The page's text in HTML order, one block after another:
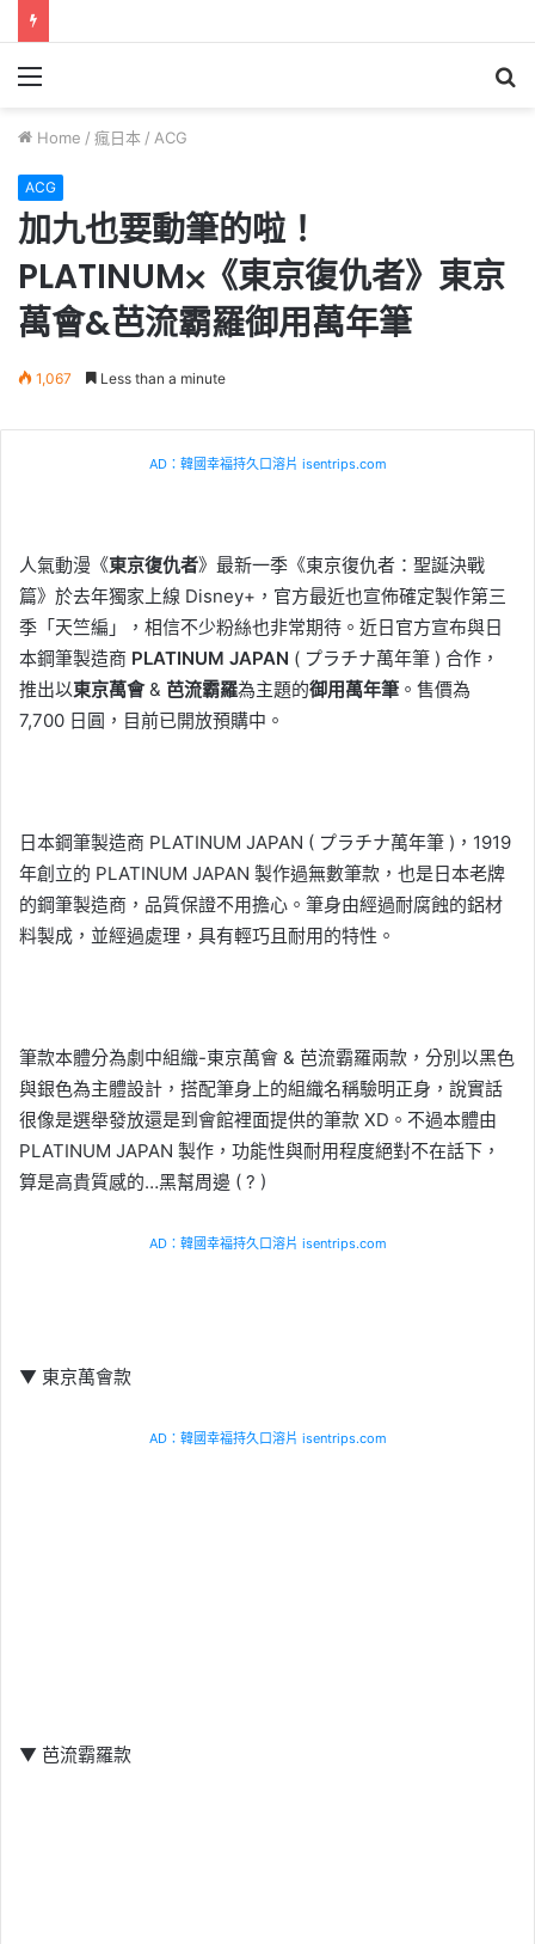
Home / 瘋日本 / ACG
ACG
加九也要動筆的啦！
PLATINUM⨉《東京復仇者》東京
萬會&芭流霸羅御用萬年筆
1,067 Less than a minute
AD：韓國幸福持久口溶片 isentrips.com
人氣動漫《東京復仇者》最新一季《東京復仇者：聖誕決戰
篇》於去年獨家上線 Disney+，官方最近也宣佈確定製作第三
季「天竺編」，相信不少粉絲也非常期待。近日官方宣布與日
本鋼筆製造商 PLATINUM JAPAN ( プラチナ萬年筆 ) 合作，
推出以東京萬會& 芭流霸羅為主題的御用萬年筆 。售價為
7,700 日圓，目前已開放預購中。
日本鋼筆製造商 PLATINUM JAPAN ( プラチナ萬年筆 )，1919
年創立的 PLATINUM JAPAN 製作過無數筆款，也是日本老牌
的鋼筆製造商，品質保證不用擔心。筆身由經過耐腐蝕的鋁材
料製成，並經過處理，具有輕巧且耐用的特性。
筆款本體分為劇中組織-東京萬會 & 芭流霸羅兩款，分別以黑色
與銀色為主體設計，搭配筆身上的組織名稱驗明正身，說實話
很像是選舉發放還是到會館裡面提供的筆款 XD。不過本體由
PLATINUM JAPAN 製作，功能性與耐用程度絕對不在話下，
算是高貴質感的…黑幫周邊 ( ? )
AD：韓國幸福持久口溶片 isentrips.com
▼ 東京萬會款
AD：韓國幸福持久口溶片 isentrips.com
▼ 芭流霸羅款